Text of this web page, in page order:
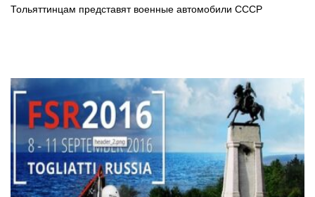
Тольяттинцам представят военные автомобили СССР